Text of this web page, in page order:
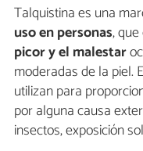
Talquistina es una
uso en personas,
picor y el malestar
moderadas de la piel.
utilizan para
por alguna causa
insectos, exposición